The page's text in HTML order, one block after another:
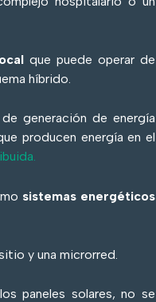
que puede operar de
híbrido.
generación de energía
producen energía en el
sistemas energéticos
y una microrred.
paneles solares, no se